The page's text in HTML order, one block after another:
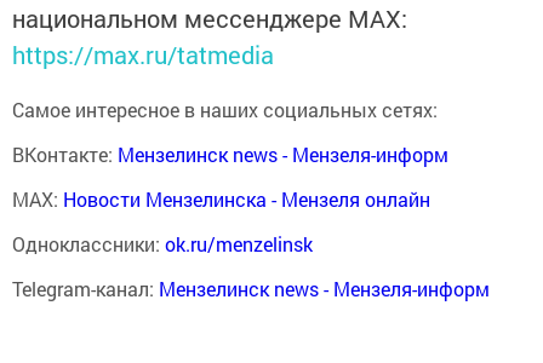
национальном мессенджере MАХ:
https://max.ru/tatmedia
Самое интересное в наших социальных сетях:
ВКонтакте: Мензелинск news - Мензеля-информ
MAX: Новости Мензелинска - Мензеля онлайн
Одноклассники: ok.ru/menzelinsk
Telegram-канал: Мензелинск news - Мензеля-информ